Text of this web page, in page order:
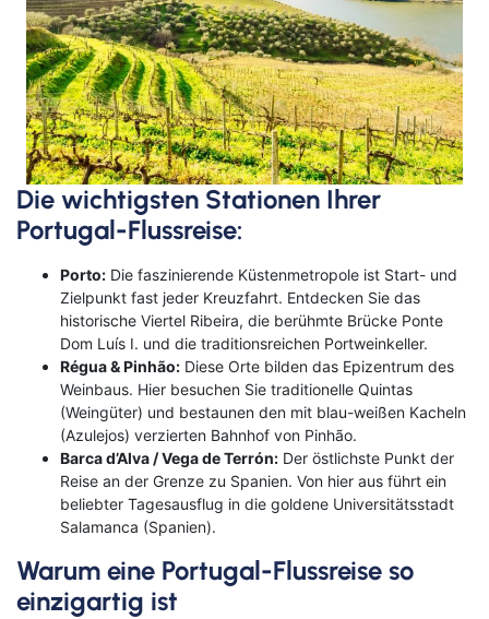
Die wichtigsten Stationen Ihrer
Portugal-Flussreise:
Porto: Die faszinierende Küstenmetropole ist Start- und
Zielpunkt fast jeder Kreuzfahrt. Entdecken Sie das
historische Viertel Ribeira, die berühmte Brücke Ponte
Dom Luís I. und die traditionsreichen Portweinkeller.
Régua & Pinhão: Diese Orte bilden das Epizentrum des
Weinbaus. Hier besuchen Sie traditionelle Quintas
(Weingüter) und bestaunen den mit blau-weißen Kacheln
(Azulejos) verzierten Bahnhof von Pinhão.
Barca d’Alva / Vega de Terrón: Der östlichste Punkt der
Reise an der Grenze zu Spanien. Von hier aus führt ein
beliebter Tagesausflug in die goldene Universitätsstadt
Salamanca (Spanien).
Warum eine Portugal-Flussreise so
einzigartig ist